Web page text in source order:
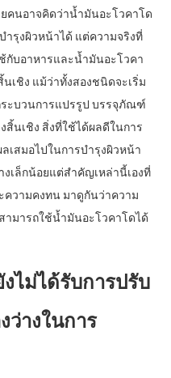
คนอาจคิดว่าน้ำมันอะโวคาโด
ำรุงผิวหน้าได้ แต่ความจริงที่
บอาหารและน้ำมันอะโวคา
เชิง แม้ว่าทั้งสองชนิดจะเริ่ม
ะบวนการแปรรูป บรรจุภัณฑ์
นเชิง สิ่งที่ใช้ได้ผลดีในการ
เสมอไปในการบำรุงผิวหน้า
เล็กน้อยแต่สำคัญเหล่านี้เองที่
ความคงทน มาดูกันว่าความ
ามารถใช้น้ำมันอะโวคาโดได้
ไม่ได้รับการปรับ
ว่างในการ